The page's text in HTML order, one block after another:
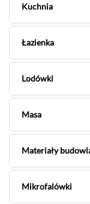
Kuchnia
Łazienka
Lodówki
Masa
Materiały
Mikrofalówki